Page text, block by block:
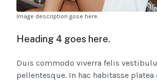
Image description gose here.
Heading 4 goes here.
Duis commodo viverra felis
pellentesque. In hac habitasse